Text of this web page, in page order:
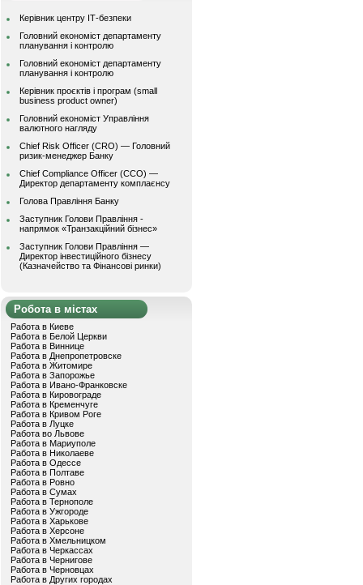
Керівник центру ІТ-безпеки
Головний економіст департаменту
планування і контролю
Головний економіст департаменту
планування і контролю
Керівник проєктів і програм (small
business product owner)
Головний економіст Управління
валютного нагляду
Chief Risk Officer (CRO) — Головний
ризик-менеджер Банку
Chief Compliance Officer (CCO) —
Директор департаменту комплаєнсу
Голова Правління Банку
Заступник Голови Правління -
напрямок «Транзакційний бізнес»
Заступник Голови Правління —
Директор інвестиційного бізнесу
(Казначейство та Фінансові ринки)
Робота в містах
Работа в Киеве
Работа в Белой Церкви
Работа в Виннице
Работа в Днепропетровске
Работа в Житомире
Работа в Запорожье
Работа в Ивано-Франковске
Работа в Кировограде
Работа в Кременчуге
Работа в Кривом Роге
Работа в Луцке
Работа во Львове
Работа в Мариуполе
Работа в Николаеве
Работа в Одессе
Работа в Полтаве
Работа в Ровно
Работа в Сумах
Работа в Тернополе
Работа в Ужгороде
Работа в Харькове
Работа в Херсоне
Работа в Хмельницком
Работа в Черкассах
Работа в Чернигове
Работа в Черновцах
Работа в Других городах